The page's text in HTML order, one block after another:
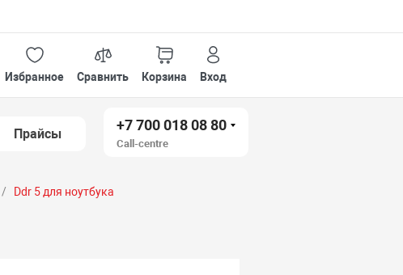
Избранное
Сравнить Корзина Вход
Прайсы
+7 700 018 08 80
Call-centre
Ddr 5 для ноутбука